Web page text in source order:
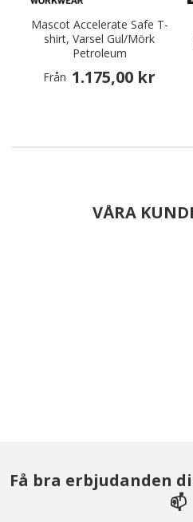
Mascot Accelerate Safe T-
shirt, Varsel Gul/Mörk
Petroleum
Från 1.175,00 kr
VÅRA
Få bra erbjudanden
📫